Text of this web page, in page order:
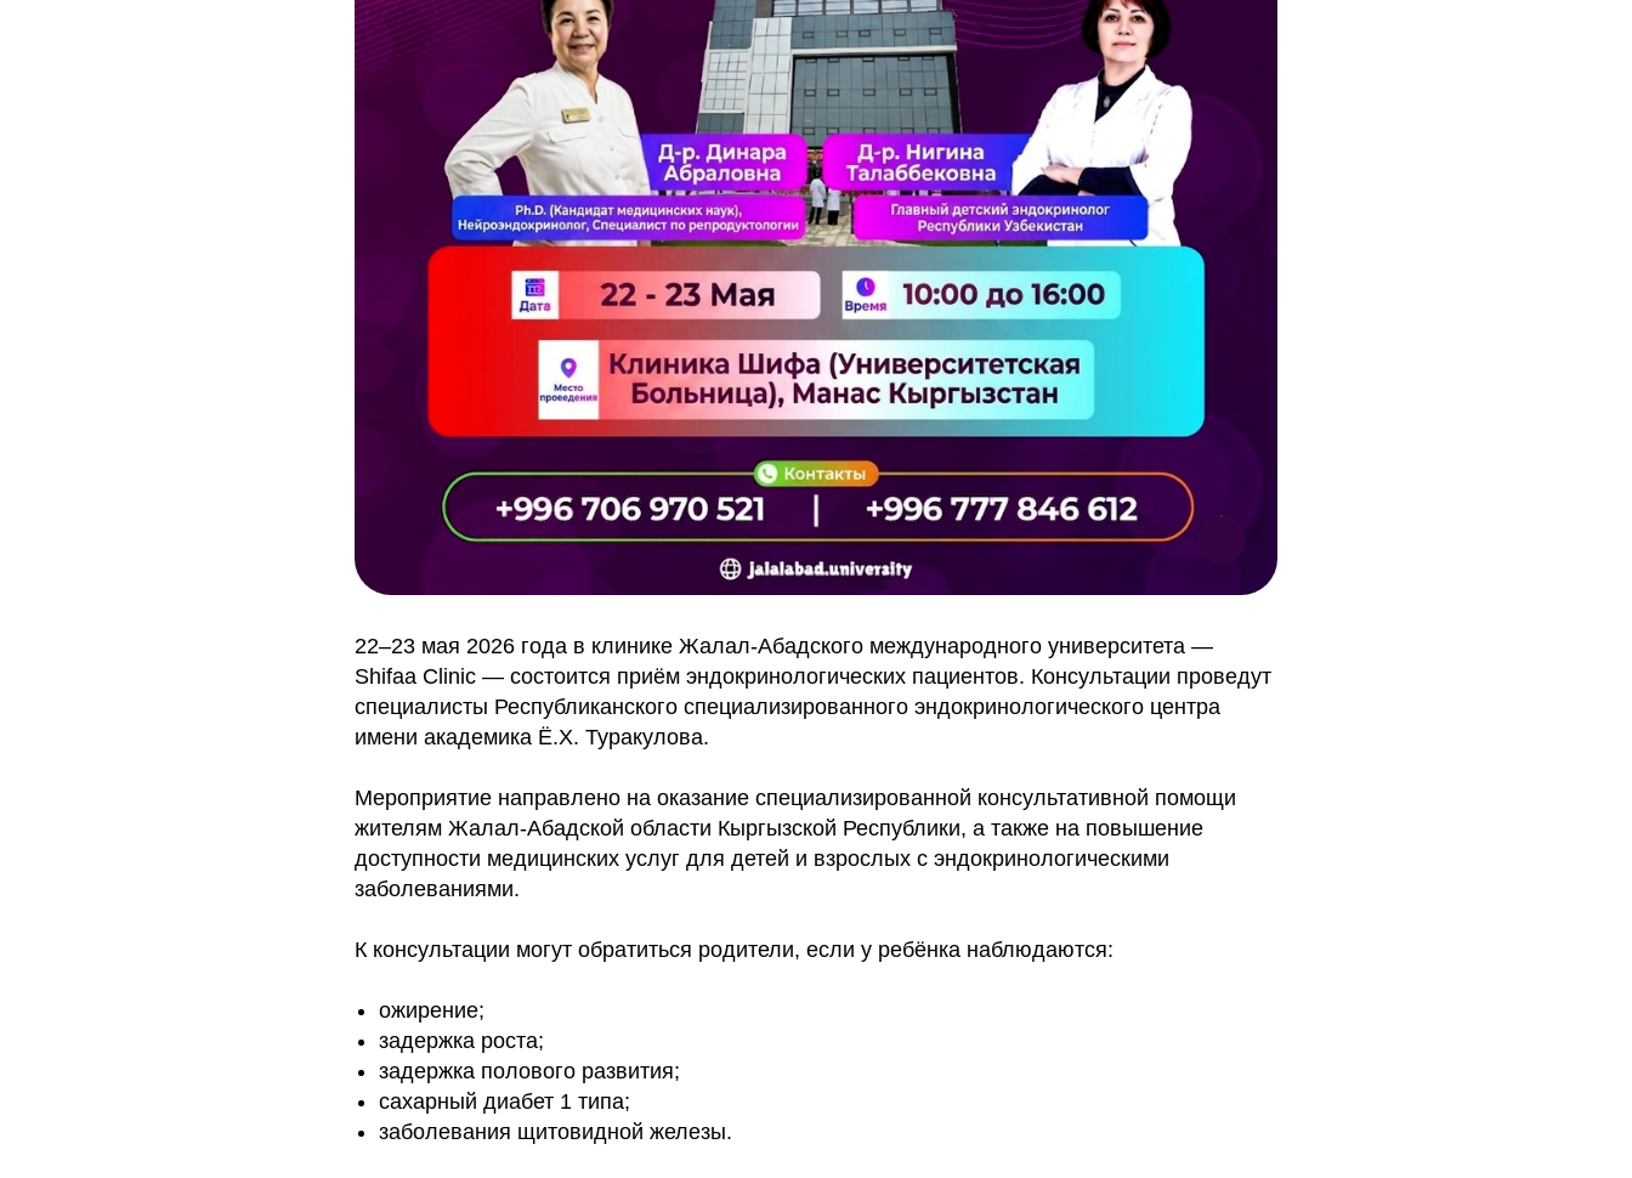
22–23 мая 2026 года в клинике Жалал-Абадского международного университета —
Shifaa Clinic — состоится приём эндокринологических пациентов. Консультации проведут
специалисты Республиканского специализированного эндокринологического центра
имени академика Ё.Х. Туракулова.
Мероприятие направлено на оказание специализированной консультативной помощи
жителям Жалал-Абадской области Кыргызской Республики, а также на повышение
доступности медицинских услуг для детей и взрослых с эндокринологическими
заболеваниями.
К консультации могут обратиться родители, если у ребёнка наблюдаются:
ожирение;
задержка роста;
задержка полового развития;
сахарный диабет 1 типа;
заболевания щитовидной железы.